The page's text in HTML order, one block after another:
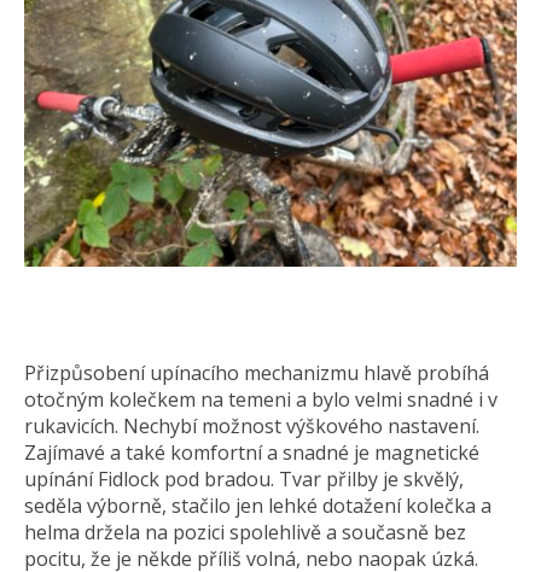
Přizpůsobení upínacího mechanizmu hlavě probíhá
otočným kolečkem na temeni a bylo velmi snadné i v
rukavicích. Nechybí možnost výškového nastavení.
Zajímavé a také komfortní a snadné je magnetické
upínání Fidlock pod bradou. Tvar přilby je skvělý,
seděla výborně, stačilo jen lehké dotažení kolečka a
helma držela na pozici spolehlivě a současně bez
pocitu, že je někde příliš volná, nebo naopak úzká.